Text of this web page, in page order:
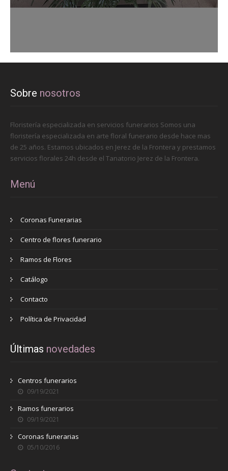
Sobre nosotros
Floristería especializada en servicios funerarios Somos una
floristería especializada en arte floral funerario desde hace mas
de 25 años. Estamos ubicados en Jerez de la Frontera y prestamos
servicios florales 24h desde el Tanatorio Jerez de la Frontera.
Menú
Coronas Funerarias
Centro de flores funerario
Ramos de Flores
Catálogo
Contacto
Política de Privacidad
Últimas novedades
Centros funerarios
09/19/2021
Ramos funerarios
09/19/2021
Coronas funerarias
05/10/2016